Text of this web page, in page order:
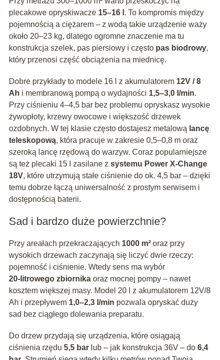
plecakowe opryskiwacze 15–16 l . To kompromis między
pojemnością a ciężarem – z wodą takie urządzenie waży
około 20–23 kg, dlatego ogromne znaczenie ma tu
konstrukcja szelek, pas piersiowy i często pas biodrowy,
który przenosi część obciążenia na miednicę.
Dobre przykłady to modele 16 l z akumulatorem 12V / 8
Ah i membranową pompą o wydajności 1,5–3,0 l/min.
Przy ciśnieniu 4–4,5 bar bez problemu opryskasz wysokie
żywopłoty, krzewy owocowe i większość drzewek
ozdobnych. W tej klasie często dostajesz metalową lancę
teleskopową, która pracuje w zakresie 0,5–0,8 m oraz
szeroką lancę rzędową do warzyw. Coraz popularniejsze
są też plecaki 15 l zasilane z systemu Power X‑Change
18V, które utrzymują stałe ciśnienie do ok. 4,5 bar – dzięki
temu dobrze łączą uniwersalność z prostym serwisem i
dostępnością baterii.
Sad i bardzo duże powierzchnie?
Przy areałach przekraczających 1000 m²oraz przy
wysokich drzewach zaczynają się liczyć dwie rzeczy:
pojemność i ciśnienie. Wtedy sens ma wybór
20‑litrowego zbiornikaoraz mocnej pompy – nawet
kosztem większej masy. Model 20 l z akumulatorem 12V/8
Ah i przepływem 1,0–2,3 l/min pozwala opryskać duży
sad bez ciągłego dolewania preparatu.
Do drzew przydają się urządzenia, które osiągają
ciśnienia rzędu 5,5 barlub – jak konstrukcja 36V – do 6,4